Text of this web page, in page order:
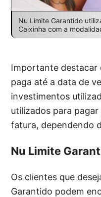
Nu Limite Garantido
Caixinha com a
Importante destacar
paga até a data de
investimentos
utilizados para
fatura, dependendo
Nu Limite
Os clientes que
Garantido podem